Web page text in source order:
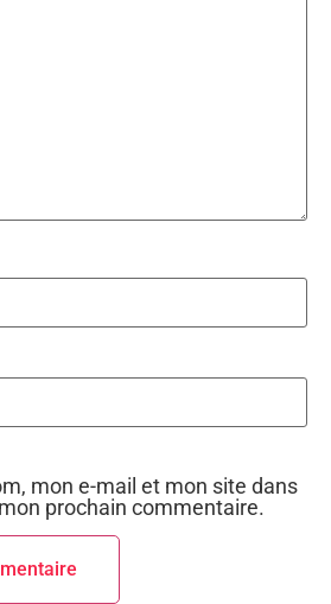
mon e-mail et mon site dans
prochain commentaire.